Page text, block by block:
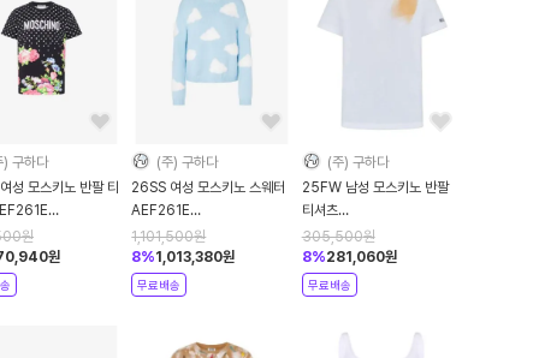
) 구하다
성 모스키노 반팔 티
원
원
(주) 구하다
26SS 여성 모스키노 스웨터
AEF261E
09360507AEF0888
Blue DOM
1,101,500원
8%1,013,380원
무료배송
(주) 구하다
25FW 남성 모스키노 반팔
티셔츠
AEF252ZZ07025241AEF1001
White DOM
305,500원
8%281,060원
무료배송